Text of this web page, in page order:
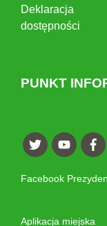
Deklaracja
dostępności
PUNKT
Facebook
Aplikacja miejska